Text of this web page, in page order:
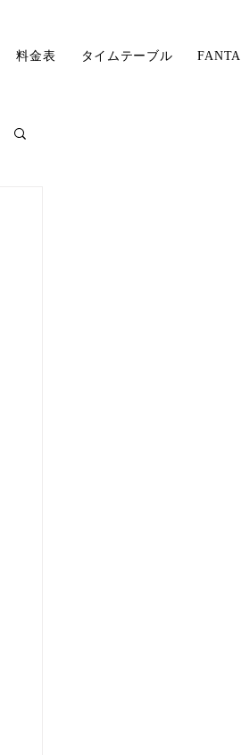
料金表 タイムテーブル